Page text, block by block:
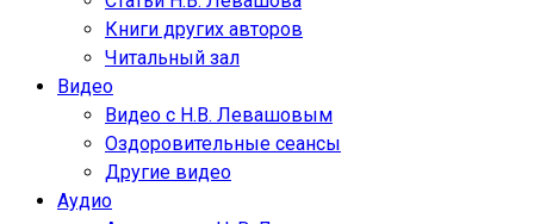
Книги других авторов
Читальный зал
Видео
Видео с Н.В. Левашовым
Оздоровительные сеансы
Другие видео
Аудио